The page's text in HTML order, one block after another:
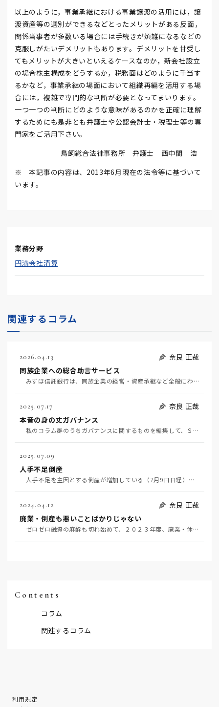
以上のように，事業承継における事業譲渡の活用には，譲
渡資産等の選別ができるなどとったメリットがある反面，
関係当事者が多数いる場合には手続きが煩雑になるなどの
克服しがたいデメリットもあります。デメリットを甘受し
てもメリットが大きいといえるケースなのか，新会社設立
の場合株主構成をどうするか，税務面はどのように手当す
るかなど，事業承継の場面において組織再編を活用する場
合には，複雑で専門的な判断が必要となってまいります。
一つ一つの判断にどのような意味があるのかを正確に理解
するためにも是非とも弁護士や公認会計士・税理士等の専
門家をご活用下さい。
鳥飼総合法律事務所 弁護士 西中間 浩
※ 本記事の内容は、2013年6月現在の法令等に基づいて
います。
業務分野
円満会社清算
関連するコラム
2026.04.13
奈良 正哉
同族企業への総合助言サービス
みずほ信託銀行は、同族企業の経営・資産承継など全般にわたる助言サービスを開始する（4月7日日経）。…
2025.07.17
奈良 正哉
本音の身の丈ガバナンス
私のコラム群のうちガバナンスに関するものを編集して、ＳＮＳのnote の創作大賞2025ビジネス部…
2025.07.09
人手不足倒産
人手不足を主因とする倒産が増加している（7月9日日経）。人手不足倒産企業が、キャッシュフロー不足で…
2024.04.12
奈良 正哉
廃業・倒産も悪いことばかりじゃない
ゼロゼロ融資の麻酔も切れ始めて、２０２３年度、廃業・休業は５万件を数え、倒産も９千件を超えた。対し…
Contents
コラム
関連するコラム
利用規定